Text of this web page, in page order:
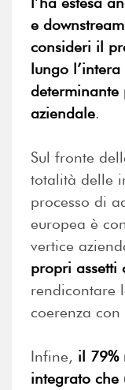
e downstream
consideri il
lungo
determinante
aziendale.
Sul fronte
totalità delle
processo di
europea è
vertice
propri assetti
rendicontare
coerenza con
Infine, il 79%
integrato che